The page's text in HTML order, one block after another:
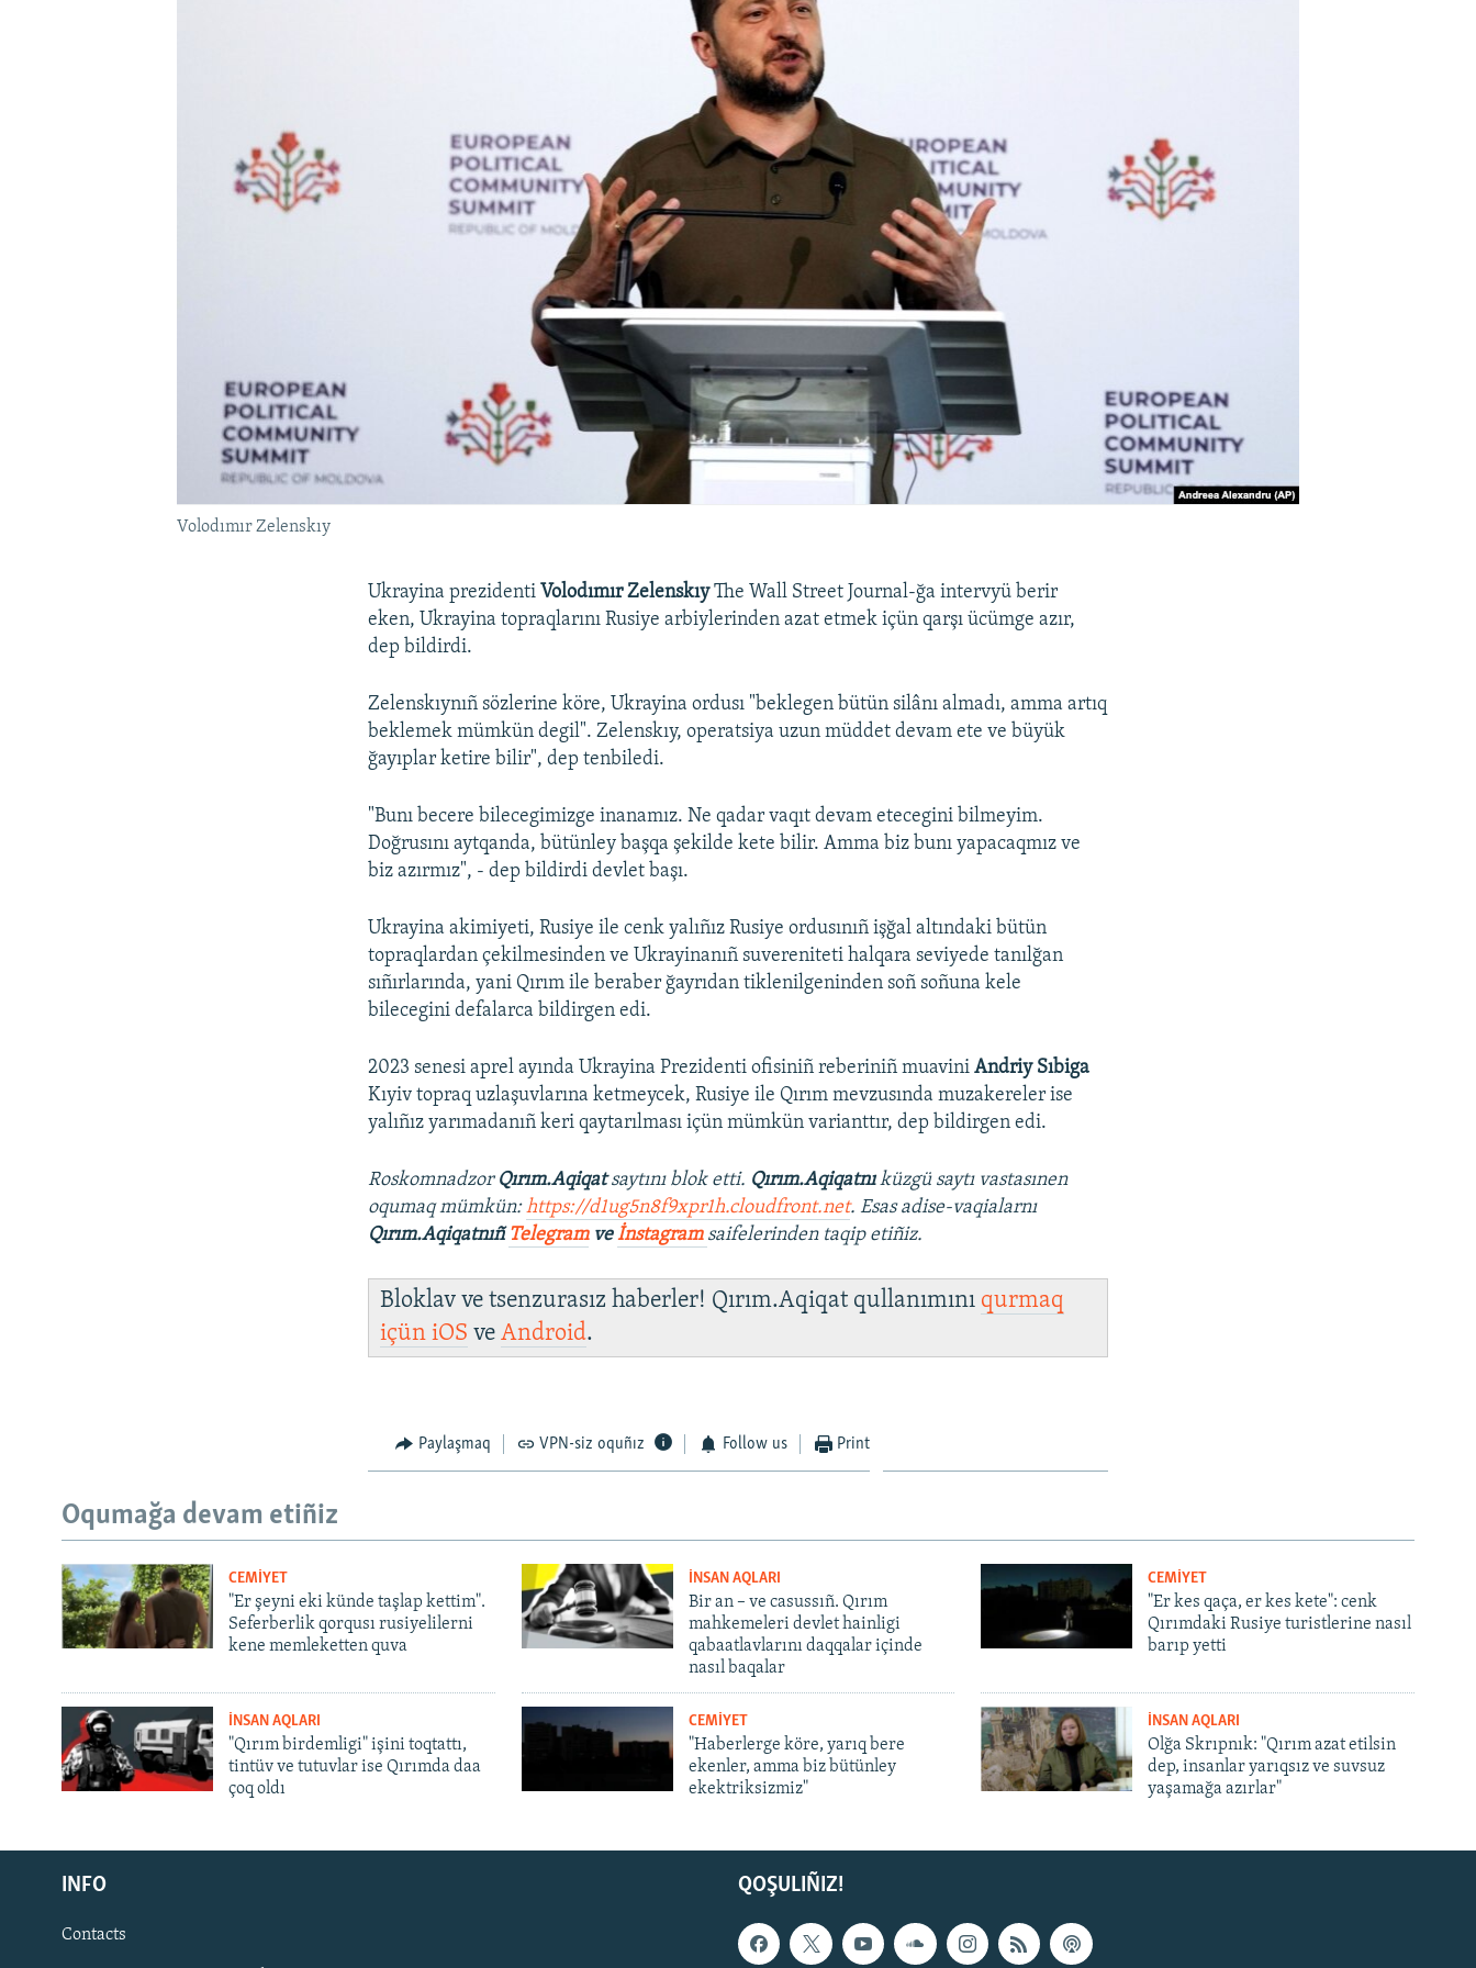
Русский
Українською
QOŞULIÑIZ!
Volodımır Zelenskıy
Ukrayina prezidenti Volodımır ZelenskıyThe Wall Street Journal-ğa intervyü berir
eken, Ukrayina topraqlarını Rusiye arbiylerinden azat etmek içün qarşı ücümge azır,
dep bildirdi.
Zelenskıynıñ sözlerine köre, Ukrayina ordusı "beklegen bütün silânı almadı, amma artıq
beklemek mümkün degil". Zelenskıy, operatsiya uzun müddet devam ete ve büyük
ğayıplar ketire bilir", dep tenbiledi.
"Bunı becere bilecegimizge inanamız. Ne qadar vaqıt devam etecegini bilmeyim.
Doğrusını aytqanda, bütünley başqa şekilde kete bilir. Amma biz bunı yapacaqmız ve
biz azırmız", - dep bildirdi devlet başı.
Ukrayina akimiyeti, Rusiye ile cenk yalıñız Rusiye ordusınıñ işğal altındaki bütün
topraqlardan çekilmesinden ve Ukrayinanıñ suvereniteti halqara seviyede tanılğan
sıñırlarında, yani Qırım ile beraber ğayrıdan tiklenilgeninden soñ soñuna kele
bilecegini defalarca bildirgen edi.
2023 senesi aprel ayında Ukrayina Prezidenti ofisiniñ reberiniñ muaviniAndriy Sıbiga
Kıyiv topraq uzlaşuvlarına ketmeycek, Rusiye ile Qırım mevzusında muzakereler ise
yalıñız yarımadanıñ keri qaytarılması içün mümkün varianttır, dep bildirgen edi.
Roskomnadzor Qırım.Aqiqatsaytını blok etti. Qırım.Aqiqatnıküzgü saytı vastasınen
oqumaq mümkün:https://d1ug5n8f9xpr1h.cloudfront.net. Esas adise-vaqialarnı
Qırım.AqiqatnıñTelegramveİnstagram saifelerinden taqip etiñiz.
Bloklav ve tsenzurasız haberler! Qırım.Aqiqat qullanımını qurmaq
içüniOS veAndroid.
Paylaşmaq VPN-siz oquñız Follow us Print
Oqumağa devam etiñiz
CEMİYET
"Er şeyni eki künde taşlap kettim".
Seferberlik qorqusı rusiyelilerni
kene memleketten quva
İNSAN AQLARI
Bir an – ve casussıñ. Qırım
mahkemeleri devlet hainligi
qabaatlavlarını daqqalar içinde
nasıl baqalar
CEMİYET
"Er kes qaça, er kes kete": cenk
Qırımdaki Rusiye turistlerine nasıl
barıp yetti
İNSAN AQLARI
"Qırım birdemligi" işini toqtattı,
tintüv ve tutuvlar ise Qırımda daa
çoq oldı
CEMİYET
"Haberlerge köre, yarıq bere
ekenler, amma biz bütünley
ekektriksizmiz"
İNSAN AQLARI
Olğa Skrıpnık: "Qırım azat etilsin
dep, insanlar yarıqsız ve suvsuz
yaşamağa azırlar"
QOŞULIÑIZ!
INFO
Contacts